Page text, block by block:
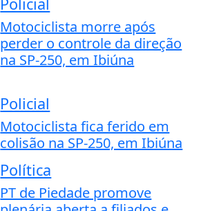
Motociclista morre após
perder o controle da direção
na SP-250, em Ibiúna
Policial
Motociclista fica ferido em
colisão na SP-250, em Ibiúna
Política
PT de Piedade promove